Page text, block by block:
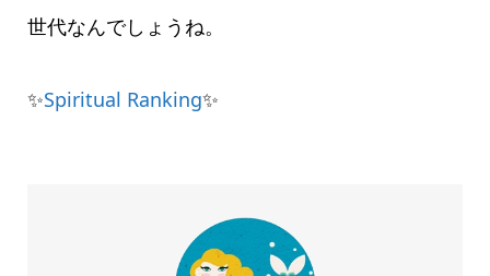
世代なんでしょうね。
✨Spiritual Ranking✨